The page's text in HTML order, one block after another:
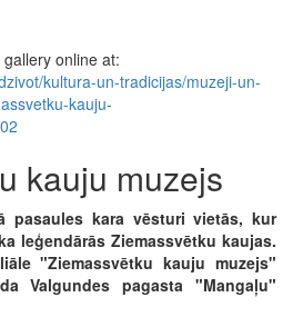
online at:
kultura-un-tradicijas/muzeji-un-
kauju-
kauju muzejs
pasaules kara vēsturi vietās, kur
leģendārās Ziemassvētku kaujas.
"Ziemassvētku kauju muzejs"
Valgundes pagasta "Mangaļu"